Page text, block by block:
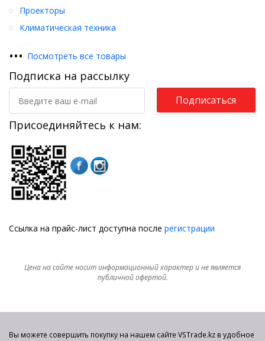
Проекторы
Климатическая техника
••• Посмотреть все товары
Подписка на рассылку
Подписаться
Присоединяйтесь к нам:
Ссылка на прайс-лист доступна после регистрации
Цена на сайте носит информационный характер и не является
публичной офертой.
Вы можете совершить покупку на нашем сайте VSTrade.kz в удобное